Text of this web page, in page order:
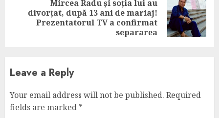
Next
Mircea Radu și soția lui au
divorțat, după 13 ani de mariaj!
Prezentatorul TV a confirmat
separarea
Leave a Reply
Your email address will not be published. Required
fields are marked *